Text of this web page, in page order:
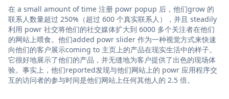
在 a small amount of time 注册 powr popup 后，他们grow 的
联系人数量超过 250%（超过 600 个真实联系人），并且 steadily
利用 powr 社交将他们的社交媒体扩大到 6000 多个关注者在他们
的网站上喂食。他们added powr slider 作为一种视觉方式来快速
向他们的客户展示coming to 主页上的产品在现实生活中的样子。
它很好地展示了他们的产品，并无缝地为客户提供了出色的现场体
验。事实上，他们reported发现与他们网站上的 powr 应用程序交
互的访问者的参与时间是他们网站上任何其他人的 2.5 倍。